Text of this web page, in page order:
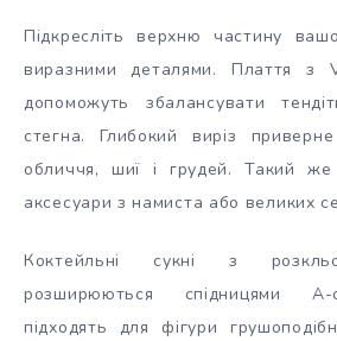
Підкресліть верхню частину
виразними деталями. Плаття з
допоможуть збалансувати
стегна. Глибокий виріз
обличчя, шиї і грудей. Такий
аксесуари з намиста або великих
Коктейльні сукні з
розширюються спідницями A-
підходять для фігури